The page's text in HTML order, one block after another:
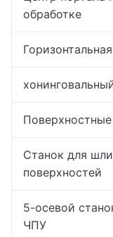
обработке
Станок для
поверхностей
5-осевой
ЧПУ